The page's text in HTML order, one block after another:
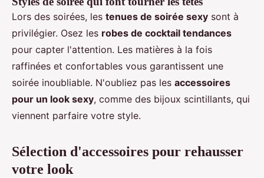
Lors des soirées, les tenues de soirée sexy sont à
privilégier. Osez les robes de cocktail tendances
pour capter l'attention. Les matières à la fois
raffinées et confortables vous garantissent une
soirée inoubliable. N'oubliez pas les accessoires
pour un look sexy, comme des bijoux scintillants, qui
viennent parfaire votre style.
Sélection d'accessoires pour rehausser
votre look